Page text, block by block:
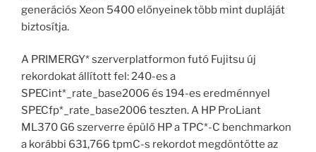
generációs Xeon 5400 előnyeinek több mint dupláját
biztosítja.
A PRIMERGY* szerverplatformon futó Fujitsu új
rekordokat állított fel: 240-es a
SPECint*_rate_base2006 és 194-es eredménnyel
SPECfp*_rate_base2006 teszten. A HP ProLiant
ML370 G6 szerverre épülő HP a TPC*-C benchmarkon
a korábbi 631,766 tpmC-s rekordot megdöntötte az